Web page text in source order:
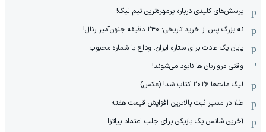
پرسش‌های کلیدی درباره پرمهره‌ترین تیم لیگ!
نه بزرگ پس از خرید تاریخی: ۲۴۰ دقیقه جنون‌آمیز رئال!
پایان یک عادت برای ستاره ایران: وداع با شماره محبوب
وقتی دروازبان ها نابود می‌شوند!
لیگ ملت‌ها ٢٠٢۶ کتاب شد! (عکس)
طلا در مسیر ثبت بالاترین افزایش قیمت هفته
آخرین شانس یک بازیکن برای جلب اعتماد پیاتزا